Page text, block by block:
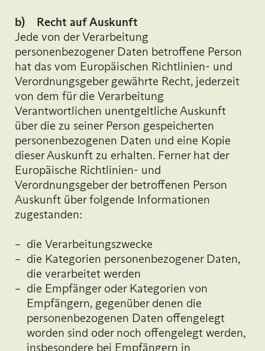
b) Recht auf Auskunft
Jede von der Verarbeitung
personenbezogener Daten betroffene Person
hat das vom Europäischen Richtlinien- und
Verordnungsgeber gewährte Recht, jederzeit
von dem für die Verarbeitung
Verantwortlichen unentgeltliche Auskunft
über die zu seiner Person gespeicherten
personenbezogenen Daten und eine Kopie
dieser Auskunft zu erhalten. Ferner hat der
Europäische Richtlinien- und
Verordnungsgeber der betroffenen Person
Auskunft über folgende Informationen
zugestanden:
die Verarbeitungszwecke
die Kategorien personenbezogener Daten,
die verarbeitet werden
die Empfänger oder Kategorien von
Empfängern, gegenüber denen die
personenbezogenen Daten offengelegt
worden sind oder noch offengelegt werden,
insbesondere bei Empfängern in